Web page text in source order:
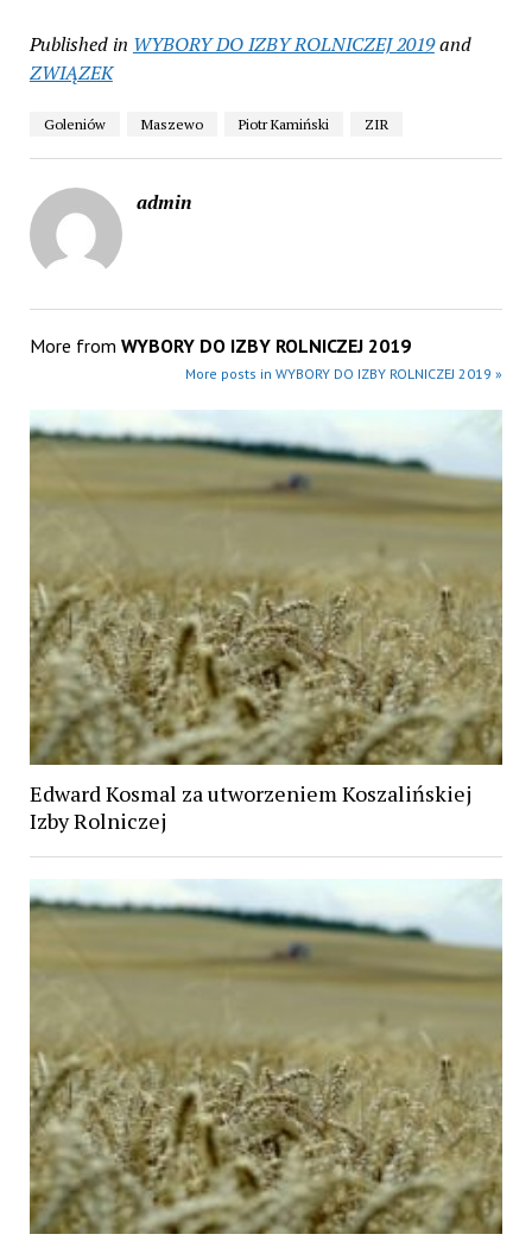
Published in WYBORY DO IZBY ROLNICZEJ 2019and
ZWIĄZEK
Goleniów Maszewo Piotr Kamiński ZIR
admin
More from WYBORY DO IZBY ROLNICZEJ 2019
More posts in WYBORY DO IZBY ROLNICZEJ 2019 »
Edward Kosmal za utworzeniem Koszalińskiej
Izby Rolniczej